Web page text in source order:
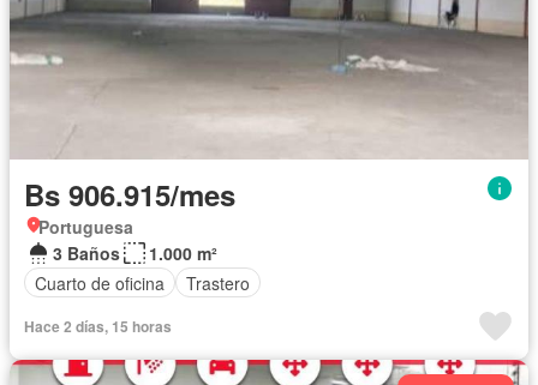
Bs 906.915/mes
Portuguesa
3 Baños
1.000 m²
Cuarto de oficina
Trastero
Hace 2 días, 15 horas